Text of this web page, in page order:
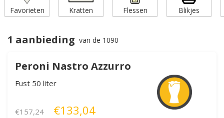
Favorieten Kratten Flessen Blikjes
1 aanbieding van de 1090
Peroni Nastro Azzurro
Fust 50 liter
€157,24 €133,04